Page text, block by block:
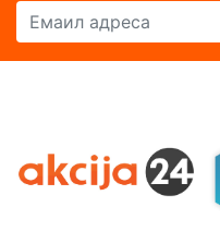
Емаил адреса